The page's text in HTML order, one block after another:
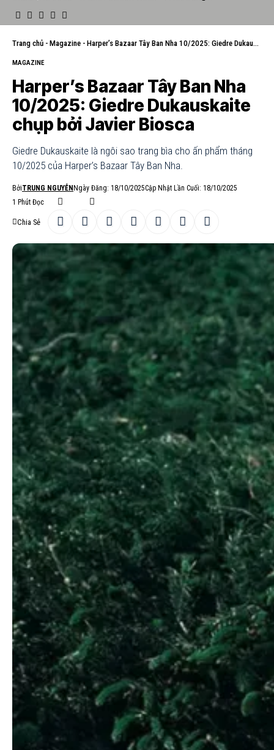
Trang chủ - Magazine - Harper’s Bazaar Tây Ban Nha 10/2025: Giedre Dukauskaite chụp bởi Javier Biosca
MAGAZINE
Harper’s Bazaar Tây Ban Nha
10/2025: Giedre Dukauskaite
chụp bởi Javier Biosca
Giedre Dukauskaite là ngôi sao trang bìa cho ấn phẩm tháng
10/2025 của Harper’s Bazaar Tây Ban Nha.
BởiTRUNG NGUYỄN Ngày Đăng: 18/10/2025Cập Nhật Lần Cuối: 18/10/2025
1 Phút Đọc
Chia Sẻ